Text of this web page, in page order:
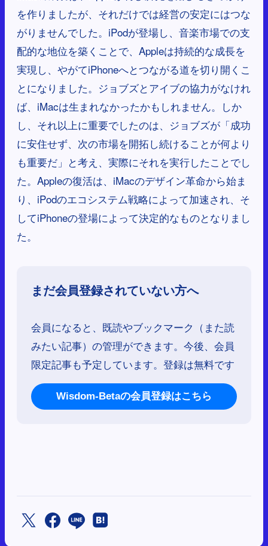
を作りましたが、それだけでは経営の安定にはつな
がりませんでした。iPodが登場し、音楽市場での支
配的な地位を築くことで、Appleは持続的な成長を
実現し、やがてiPhoneへとつながる道を切り開くこ
とになりました。ジョブズとアイブの協力がなけれ
ば、iMacは生まれなかったかもしれません。しか
し、それ以上に重要でしたのは、ジョブズが「成功
に安住せず、次の市場を開拓し続けることが何より
も重要だ」と考え、実際にそれを実行したことでし
た。Appleの復活は、iMacのデザイン革命から始ま
り、iPodのエコシステム戦略によって加速され、そ
してiPhoneの登場によって決定的なものとなりまし
た。
まだ会員登録されていない方へ
会員になると、既読やブックマーク（また読
みたい記事）の管理ができます。今後、会員
限定記事も予定しています。登録は無料です
Wisdom-Betaの会員登録はこちら